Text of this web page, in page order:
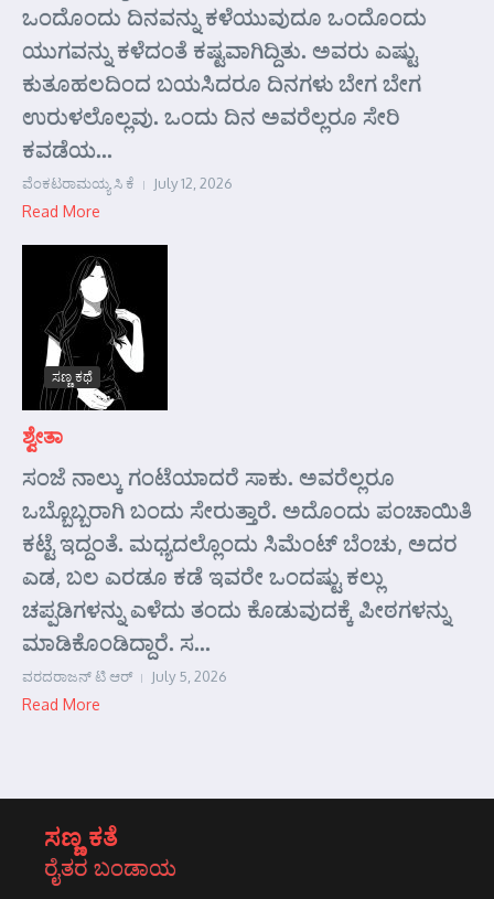
ಒಂದೊಂದು ದಿನವನ್ನು ಕಳೆಯುವುದೂ ಒಂದೊಂದು
ಯುಗವನ್ನು ಕಳೆದಂತೆ ಕಷ್ಟವಾಗಿದ್ದಿತು. ಅವರು ಎಷ್ಟು
ಕುತೂಹಲದಿಂದ ಬಯಸಿದರೂ ದಿನಗಳು ಬೇಗ ಬೇಗ
ಉರುಳಲೊಲ್ಲವು. ಒಂದು ದಿನ ಅವರೆಲ್ಲರೂ ಸೇರಿ
ಕವಡೆಯ...
ವೆಂಕಟರಾಮಯ್ಯ ಸಿ ಕೆ July 12, 2026
Read More
ಸಣ್ಣ ಕಥೆ
ಶ್ವೇತಾ
ಸಂಜೆ ನಾಲ್ಕು ಗಂಟೆಯಾದರೆ ಸಾಕು. ಅವರೆಲ್ಲರೂ
ಒಬ್ಬೊಬ್ಬರಾಗಿ ಬಂದು ಸೇರುತ್ತಾರೆ. ಅದೊಂದು ಪಂಚಾಯಿತಿ
ಕಟ್ಟೆ ಇದ್ದಂತೆ. ಮಧ್ಯದಲ್ಲೊಂದು ಸಿಮೆಂಟ್ ಬೆಂಚು, ಅದರ
ಎಡ, ಬಲ ಎರಡೂ ಕಡೆ ಇವರೇ ಒಂದಷ್ಟು ಕಲ್ಲು
ಚಪ್ಪಡಿಗಳನ್ನು ಎಳೆದು ತಂದು ಕೊಡುವುದಕ್ಕೆ ಪೀಠಗಳನ್ನು
ಮಾಡಿಕೊಂಡಿದ್ದಾರೆ. ಸ...
ವರದರಾಜನ್ ಟಿ ಆರ್ July 5, 2026
Read More
ಸಣ್ಣ ಕತೆ
ರೈತರ ಬಂಡಾಯ